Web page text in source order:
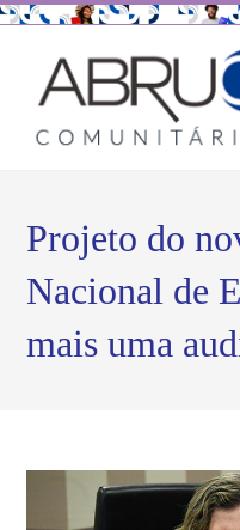
Projeto do
Nacional de
mais uma